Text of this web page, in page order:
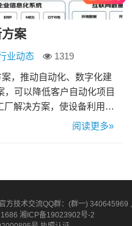
案
业动态
1319
，推动自动化、数字化建
可以降低客户自动化项目
解决方案，使设备利用率
成本下降10%。 京东物控轻
阅读更多»
技术交流QQ群：(群一) 340645969 ,
湘ICP备19023902号-2